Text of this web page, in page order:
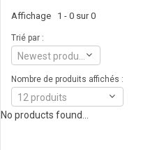
Affichage 1 - 0 sur 0
Trié par :
Nombre de produits affichés :
12 produits
No products found...